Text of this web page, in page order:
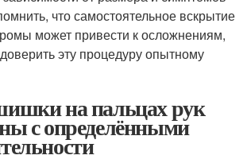
что самостоятельное вскрытие
может привести к осложнениям,
эту процедуру опытному
на пальцах рук
с определёнными